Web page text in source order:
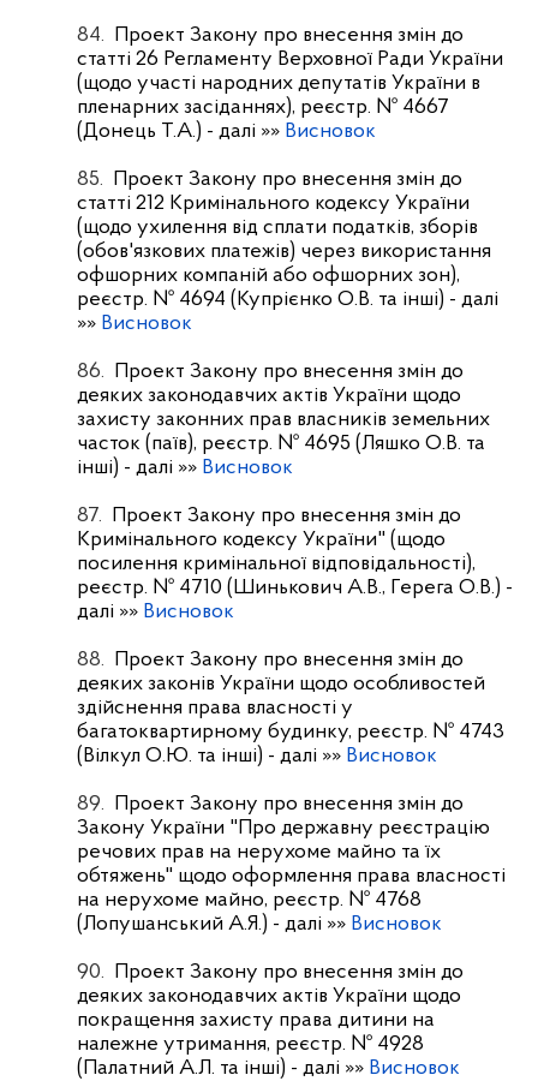
84.
Проект Закону про внесення змін до
статті 26 Регламенту Верховної Ради України
(щодо участі народних депутатів України в
пленарних засіданнях), реєстр. № 4667
(Донець Т.А.) - далі »» Висновок
85.
Проект Закону про внесення змін до
статті 212 Кримінального кодексу України
(щодо ухилення від сплати податків, зборів
(обов'язкових платежів) через використання
офшорних компаній або офшорних зон),
реєстр. № 4694 (Купрієнко О.В. та інші) - далі
»» Висновок
86.
Проект Закону про внесення змін до
деяких законодавчих актів України щодо
захисту законних прав власників земельних
часток (паїв), реєстр. № 4695 (Ляшко О.В. та
інші) - далі »» Висновок
87.
Проект Закону про внесення змін до
Кримінального кодексу України" (щодо
посилення кримінальної відповідальності),
реєстр. № 4710 (Шинькович А.В., Герега О.В.) -
далі »» Висновок
88.
Проект Закону про внесення змін до
деяких законів України щодо особливостей
здійснення права власності у
багатоквартирному будинку, реєстр. № 4743
(Вілкул О.Ю. та інші) - далі »» Висновок
89.
Проект Закону про внесення змін до
Закону України "Про державну реєстрацію
речових прав на нерухоме майно та їх
обтяжень" щодо оформлення права власності
на нерухоме майно, реєстр. № 4768
(Лопушанський А.Я.) - далі »» Висновок
90.
Проект Закону про внесення змін до
деяких законодавчих актів України щодо
покращення захисту права дитини на
належне утримання, реєстр. № 4928
(Палатний А.Л. та інші) - далі »» Висновок